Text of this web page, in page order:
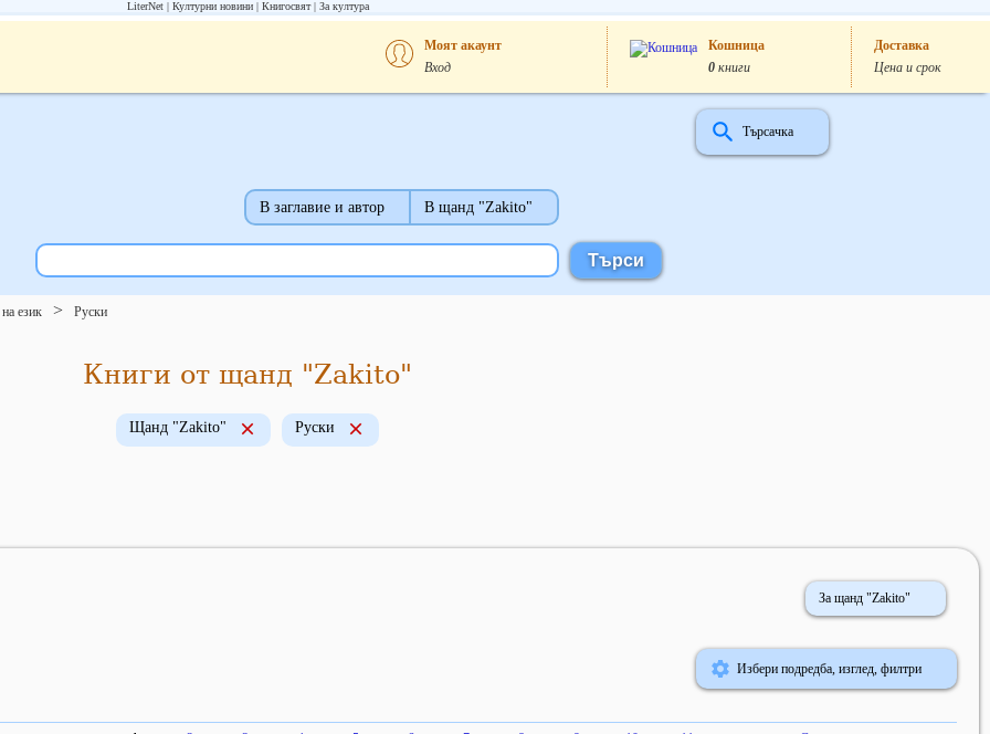
LiterNet Културни новини Книгосвят За култура
Моят акаунт
Вход
Кошница
0 книги
Доставка
Цена и срок
Търсачка
В заглавие и автор В щанд "Zakito"
език Руски
Книги от щанд "Zakito"
Щанд "Zakito" Руски
За щанд "Zakito"
Избери подредба, изглед, филтри